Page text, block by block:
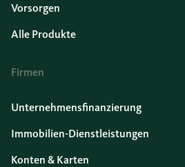
Vorsorgen
Alle Produkte
Firmen
Unternehmensfinanzierung
Immobilien-Dienstleistungen
Konten & Karten